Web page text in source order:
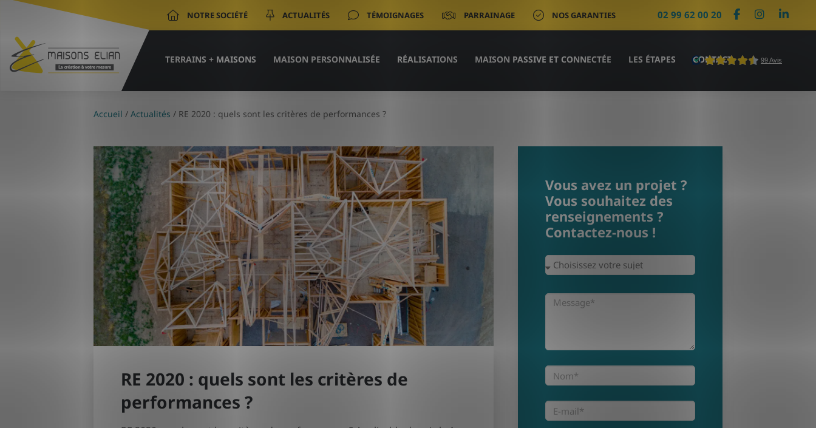
NOTRE SOCIÉTÉ ACTUALITÉS TÉMOIGNAGES PARRAINAGE NOS GARANTIES 02 99 62 00 20
TERRAINS + MAISONS MAISON PERSONNALISÉE RÉALISATIONS MAISON PASSIVE ET CONNECTÉE LES ÉTAPES CONTACT
Accueil /Actualités / RE 2020 : quels sont les critères de performances ?
RE 2020 : quels sont les critères de
performances ?
Vous avez un projet ?
Vous souhaitez des
renseignements ?
Contactez-nous !